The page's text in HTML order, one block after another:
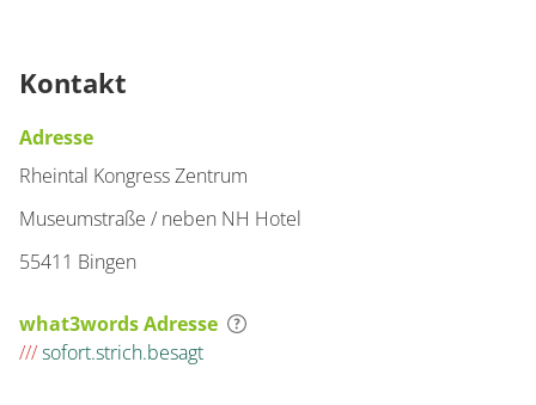
Kontakt
Adresse
Rheintal Kongress Zentrum
Museumstraße / neben NH Hotel
55411 Bingen
what3words Adresse
///sofort.strich.besagt